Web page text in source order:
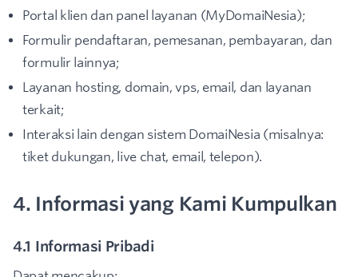
Portal klien dan panel layanan (MyDomaiNesia);
Formulir pendaftaran, pemesanan, pembayaran, dan
formulir lainnya;
Layanan hosting, domain, vps, email, dan layanan
terkait;
Interaksi lain dengan sistem DomaiNesia (misalnya:
tiket dukungan, live chat, email, telepon).
4. Informasi yang Kami Kumpulkan
4.1 Informasi Pribadi